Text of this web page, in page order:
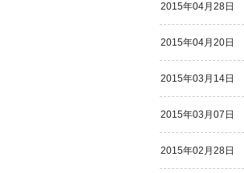
2015年04月28日
2015年04月20日
2015年03月14日
2015年03月07日
2015年02月28日